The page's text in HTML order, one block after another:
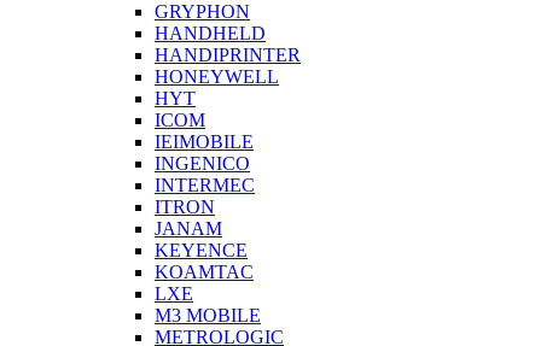
GRYPHON
HANDHELD
HANDIPRINTER
HONEYWELL
HYT
ICOM
IEIMOBILE
INGENICO
INTERMEC
ITRON
JANAM
KEYENCE
KOAMTAC
LXE
M3 MOBILE
METROLOGIC